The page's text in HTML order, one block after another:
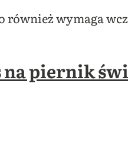
wymaga
na piernik